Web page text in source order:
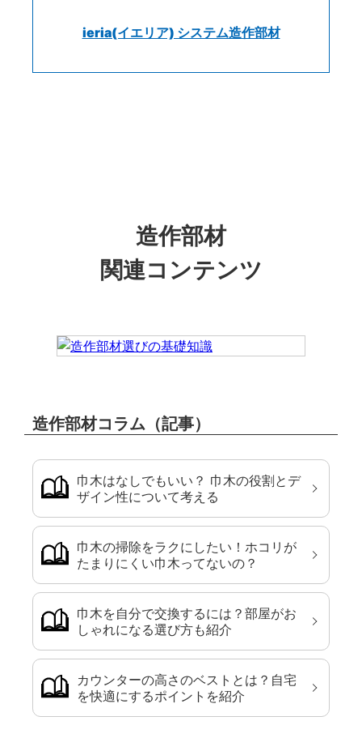
ieria(イエリア) システム造作部材
造作部材
関連コンテンツ
造作部材コラム（記事）
巾木はなしでもいい？ 巾木の役割とデ
ザイン性について考える
巾木の掃除をラクにしたい！ホコリが
たまりにくい巾木ってないの？
巾木を自分で交換するには？部屋がお
しゃれになる選び方も紹介
カウンターの高さのベストとは？自宅
を快適にするポイントを紹介